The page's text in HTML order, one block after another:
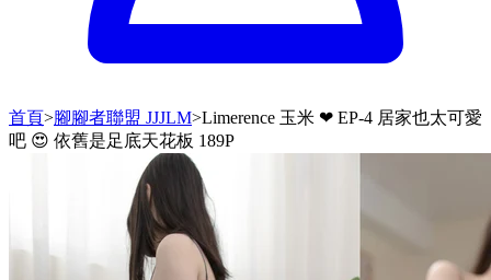
首頁>腳腳者聯盟 JJJLM>Limerence 玉米 ❤ EP-4 居家也太可愛
吧 😍 依舊是足底天花板 189P